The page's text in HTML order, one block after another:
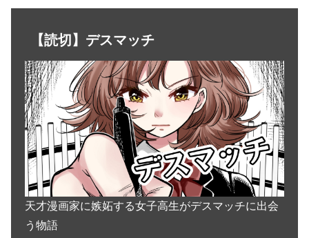
【読切】デスマッチ
天才漫画家に嫉妬する女子高生がデスマッチに出会
う物語